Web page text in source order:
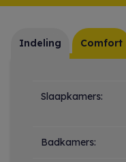
Indeling Comfort
Indeling
Slaapkamers:
Badkamers: